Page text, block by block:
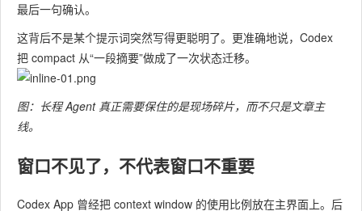
最后一句确认。
这背后不是某个提示词突然写得更聪明了。更准确地说，Codex
把 compact 从“一段摘要”做成了一次状态迁移。
图：长程 Agent 真正需要保住的是现场碎片，而不只是文章主
线。
窗口不见了，不代表窗口不重要
Codex App 曾经把 context window 的使用比例放在主界面上。后